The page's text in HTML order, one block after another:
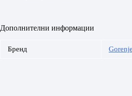
Дополнителни информации
Бренд Gorenje